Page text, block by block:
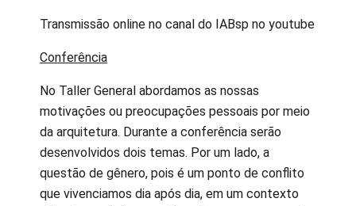
Transmissão online no canal do IABsp no youtube
Conferência
No Taller General abordamos as nossas
motivações ou preocupações pessoais por meio
da arquitetura. Durante a conferência serão
desenvolvidos dois temas. Por um lado, a
questão de gênero, pois é um ponto de conflito
que vivenciamos dia após dia, em um contexto